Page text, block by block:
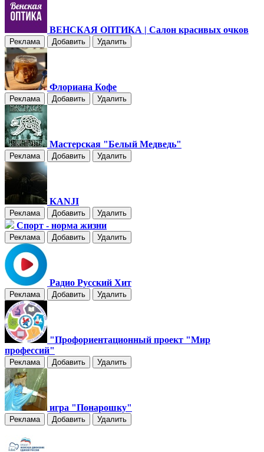
ВЕНСКАЯ ОПТИКА | Салон красивых очков
Реклама Добавить Удалить
Флориана Кофе
Реклама Добавить Удалить
Мастерская "Белый Медведь"
Реклама Добавить Удалить
KANJI
Реклама Добавить Удалить
Спорт - норма жизни
Реклама Добавить Удалить
Радио Русский Хит
Реклама Добавить Удалить
"Профориентационный проект "Мир
профессий"
Реклама Добавить Удалить
игра "Понарошку"
Реклама Добавить Удалить